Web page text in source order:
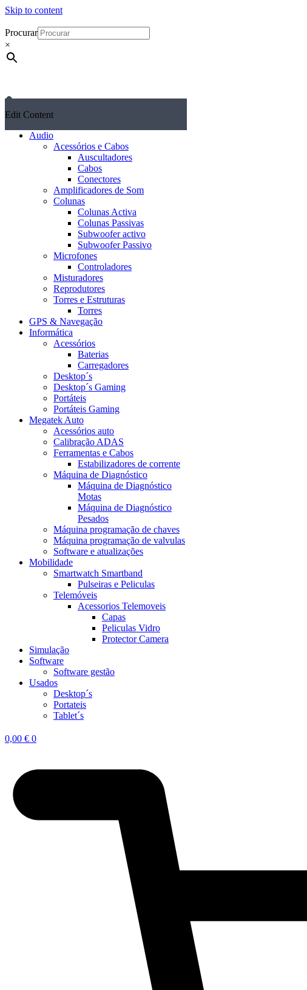
Skip to content
Procurar
×
Edit Content
Audio
Acessórios e Cabos
Auscultadores
Cabos
Conectores
Amplificadores de Som
Colunas
Colunas Activa
Colunas Passivas
Subwoofer activo
Subwoofer Passivo
Microfones
Controladores
Misturadores
Reprodutores
Torres e Estruturas
Torres
GPS & Navegação
Informática
Acessórios
Baterias
Carregadores
Desktop´s
Desktop´s Gaming
Portáteis
Portáteis Gaming
Megatek Auto
Acessórios auto
Calibração ADAS
Ferramentas e Cabos
Estabilizadores de corrente
Máquina de Diagnóstico
Máquina de Diagnóstico
Motas
Máquina de Diagnóstico
Pesados
Máquina programação de chaves
Máquina programação de valvulas
Software e atualizações
Mobilidade
Smartwatch Smartband
Pulseiras e Peliculas
Telemóveis
Acessorios Telemoveis
Capas
Peliculas Vidro
Protector Camera
Simulação
Software
Software gestão
Usados
Desktop´s
Portateis
Tablet´s
0,00 € 0